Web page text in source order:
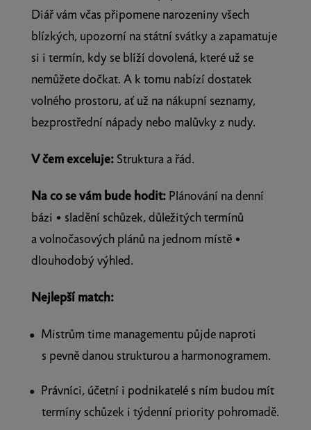
Diář vám včas připomene narozeniny všech
blízkých, upozorní na státní svátky a zapamatuje
si i termín, kdy se blíží dovolená, které už se
nemůžete dočkat. A k tomu nabízí dostatek
volného prostoru, ať už na nákupní seznamy,
bezprostřední nápady nebo malůvky z nudy.
V čem exceluje: Struktura a řád.
Na co se vám bude hodit: Plánování na denní
bázi • sladění schůzek, důležitých termínů
a volnočasových plánů na jednom místě •
dlouhodobý výhled.
Nejlepší match:
Mistrům time managementu půjde naproti
s pevně danou strukturou a harmonogramem.
Právníci, účetní i podnikatelé s ním budou mít
termíny schůzek i týdenní priority pohromadě.